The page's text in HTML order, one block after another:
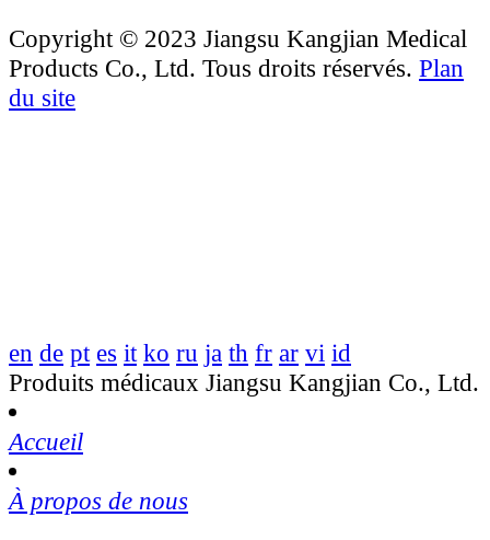
Copyright © 2023 Jiangsu Kangjian Medical
Products Co., Ltd. Tous droits réservés. Plan
du site
en de pt es it ko ru ja th fr ar vi id
Produits médicaux Jiangsu Kangjian Co., Ltd.
Accueil
À propos de nous